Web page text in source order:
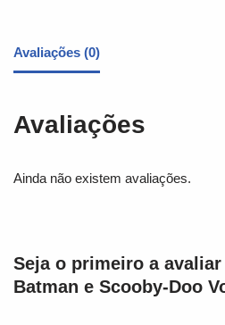
Avaliações (0)
Avaliações
Ainda não existem avaliações.
Seja o primeiro a
Batman e Scooby-Doo